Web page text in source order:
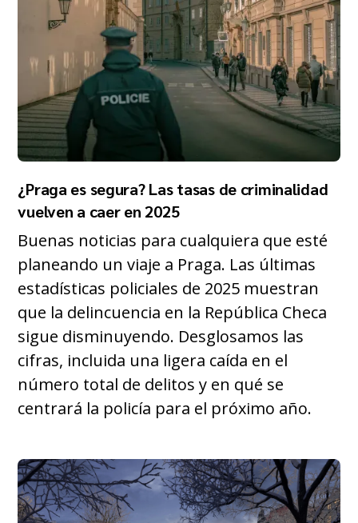
¿Praga es segura? Las tasas de criminalidad
vuelven a caer en 2025
Buenas noticias para cualquiera que esté
planeando un viaje a Praga. Las últimas
estadísticas policiales de 2025 muestran
que la delincuencia en la República Checa
sigue disminuyendo. Desglosamos las
cifras, incluida una ligera caída en el
número total de delitos y en qué se
centrará la policía para el próximo año.